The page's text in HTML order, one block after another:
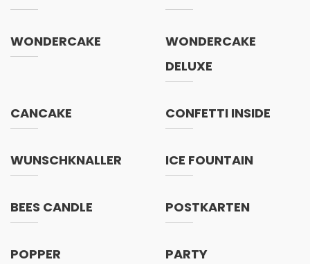
WONDERCAKE
WONDERCAKE
DELUXE
CANCAKE CONFETTI INSIDE
WUNSCHKNALLER ICE FOUNTAIN
BEES CANDLE POSTKARTEN
POPPER PARTY